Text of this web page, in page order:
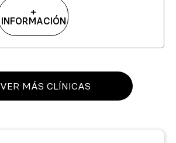
+
INFORMACIÓN
VER MÁS CLÍNICAS